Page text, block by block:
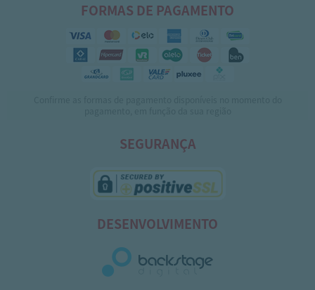
FORMAS DE PAGAMENTO
SEGURANÇA
DESENVOLVIMENTO